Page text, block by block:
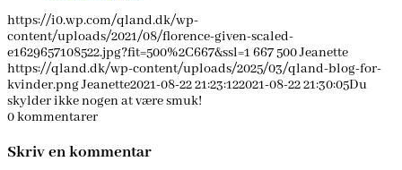
https://i0.wp.com/qland.dk/wp-
content/uploads/2021/08/florence-given-scaled-
e1629657108522.jpg?fit=500%2C667&ssl=1 667500Jeanette
https://qland.dk/wp-content/uploads/2025/03/qland-blog-for-
kvinder.pngJeanette2021-08-22 21:23:122021-08-22 21:30:05Du
skylder ikke nogen at være smuk!
0kommentarer
Skriv en kommentar